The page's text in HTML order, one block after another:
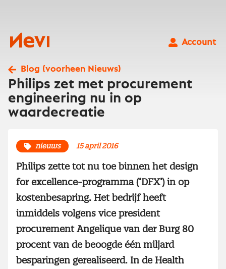
Nevi
Account
Blog (voorheen Nieuws)
Philips zet met procurement
engineering nu in op
waardecreatie
nieuws 15 april 2016
Philips zette tot nu toe binnen het design
for excellence-programma (‘DFX’) in op
kostenbesapring. Het bedrijf heeft
inmiddels volgens vice president
procurement Angelique van der Burg 80
procent van de beoogde één miljard
besparingen gerealiseerd. In de Health